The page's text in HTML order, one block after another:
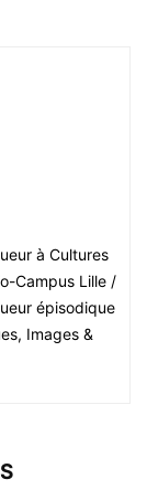
à Cultures
Campus Lille /
épisodique
Images &